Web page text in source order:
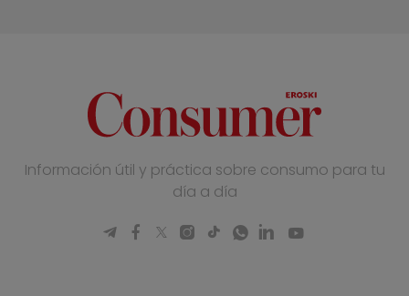
Información útil y práctica sobre consumo para tu
día a día